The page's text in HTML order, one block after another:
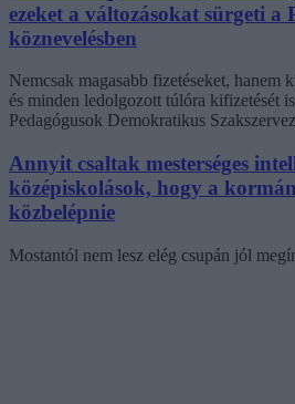
ezeket a változásokat sürgeti a
köznevelésben
Nemcsak magasabb fizetéseket, hanem
és minden ledolgozott túlóra kifizetését
Pedagógusok Demokratikus
Annyit csaltak mesterséges
középiskolások, hogy a
közbelépnie
Mostantól nem lesz elég csupán jól